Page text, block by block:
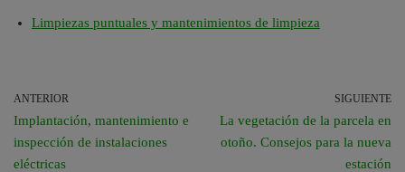
Limpiezas puntuales y mantenimientos de limpieza
ANTERIOR
Implantación, mantenimiento e
inspección de instalaciones
eléctricas
SIGUIENTE
La vegetación de la parcela en
otoño. Consejos para la nueva
estación